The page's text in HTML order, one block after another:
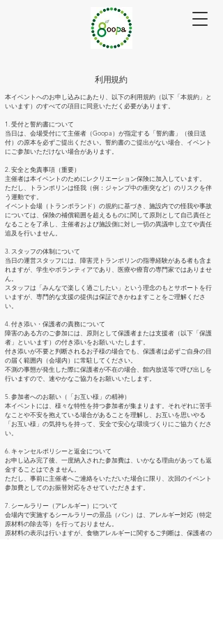
利用規約
本イベントへのお申し込みにあたり、以下の利用規約（以下「本規約」と
いいます）のすべての項目に同意いただく必要があります。
1. 受付と誓約書について
当日は、会場受付にて主催者（Goopa）が指定する「誓約書」（後日送
付）の原本を必ずご提出ください。誓約書のご提出がない場合、イベント
にご参加いただけない場合があります。
2. 安全と免責事項（重要）
主催者は本イベントのためにレクリエーション保険に加入しています。
ただし、トランポリンは怪我（例：ジャンプ中の衝突など）のリスクを伴
う運動です。
イベント会場（トランポランド）の規約に基づき、施設内での怪我や事故
については、保険の補償範囲を超えるものに関して原則として自己責任と
なることを了承し、主催者および施設側に対し一切の異議申し立てや責任
追及を行いません。
3. スタッフの体制について
当日の運営スタッフには、障害児トランポリンの指導経験がある者も含ま
れますが、学生やボランティアであり、医療や療育の専門家ではありませ
ん。
スタッフは「みんなで楽しく過ごしたい」という理念のもとサポートを行
いますが、専門的な支援の提供は保証できかねますことをご理解くださ
い。
4. 付き添い・保護者の責務について
障害のある方のご参加には、原則として保護者または支援者（以下「保護
者」といいます）の付き添いをお願いいたします。
付き添いが不要と判断されるお子様の場合でも、保護者は必ずご自身の目
の届く範囲内（会場内）に常駐してください。
不測の事態が発生した際に保護者が不在の場合、館内放送等で呼び出しを
行いますので、速やかなご協力をお願いいたします。
5. 参加者へのお願い（「お互い様」の精神）
本イベントには、様々な特性を持つ参加者が集まります。それぞれに苦手
なことや不安を抱えている場合があることを理解し、お互いを思いやる
「お互い様」の気持ちを持って、安全で安心な環境づくりにご協力くださ
い。
6. キャンセルポリシーと返金について
お申し込み完了後、一度納入された参加費は、いかなる理由があっても返
金することはできません。
ただし、事前に主催者へご連絡をいただいた場合に限り、次回のイベント
参加費としてのお振替対応をさせていただきます。
7. シールラリー（アレルギー）について
会場内で実施するシールラリーの景品（パン）は、アレルギー対応（特定
原材料の除去等）を行っておりません。
原材料の表示は行いますが、食物アレルギーに関するご判断は、保護者の
責任において行ってください。